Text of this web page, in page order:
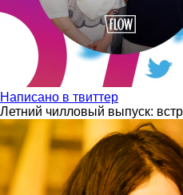
Написано в твиттер
Летний чилловый выпуск: